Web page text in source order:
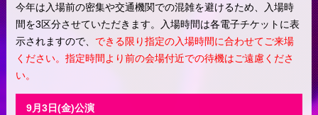
今年は入場前の密集や交通機関での混雑を避けるため、入場時
間を3区分させていただきます。入場時間は各電子チケットに表
示されますので、 できる限り指定の入場時間に合わせてご来場
ください。指定時間より前の会場付近での待機はご遠慮くださ
い。
9月3日(金)公演